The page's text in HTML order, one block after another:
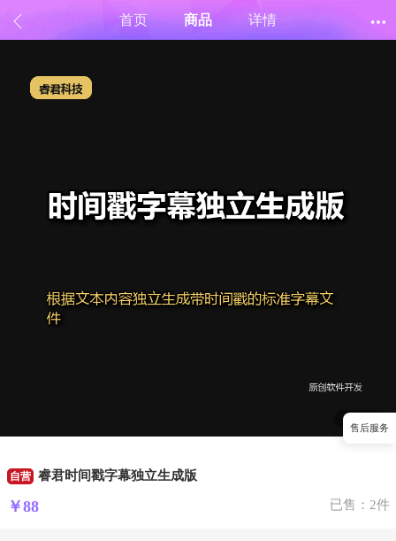
首页 商品 详情
自营 睿君时间戳字幕独立生成版
￥88 已售：2件
售后服务